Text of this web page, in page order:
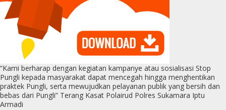
“Kami berharap dengan kegiatan kampanye atau sosialisasi Stop
Pungli kepada masyarakat dapat mencegah hingga menghentikan
praktek Pungli, serta mewujudkan pelayanan publik yang bersih dan
bebas dari Pungli” Terang Kasat Polairud Polres Sukamara Iptu
Armadi